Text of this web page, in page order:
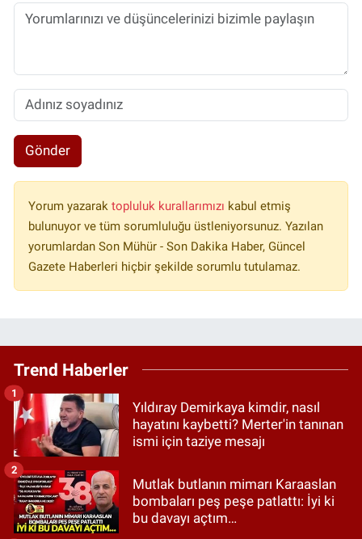
Gönder
Yorum yazarak topluluk kurallarımızı kabul etmiş
bulunuyor ve tüm sorumluluğu üstleniyorsunuz. Yazılan
yorumlardan Son Mühür - Son Dakika Haber, Güncel
Gazete Haberleri hiçbir şekilde sorumlu tutulamaz.
Trend Haberler
Yıldıray Demirkaya kimdir, nasıl
hayatını kaybetti? Merter'in tanınan
ismi için taziye mesajı
1
Mutlak butlanın mimarı Karaaslan
bombaları peş peşe patlattı: İyi ki
bu davayı açtım…
2